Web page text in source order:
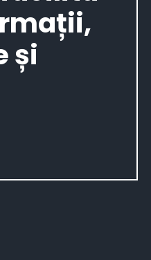
și